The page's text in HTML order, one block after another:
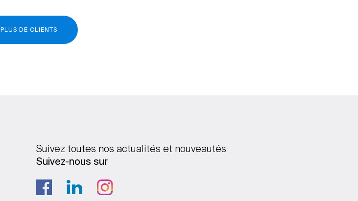
PLUS DE CLIENTS
Suivez toutes nos actualités et nouveautés
Suivez-nous sur